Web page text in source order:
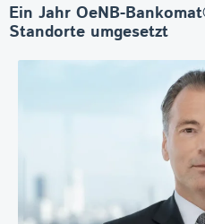
Ein Jahr OeNB-
Standorte umgesetzt